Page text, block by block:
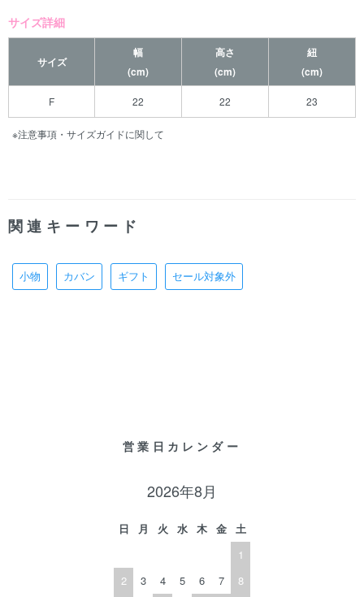
サイズ詳細
サイズ
幅
(cm)
高さ
(cm)
紐
(cm)
F 22 22 23
※注意事項・サイズガイドに関して
関連キーワード
小物 カバン ギフト セール対象外
営業日カレンダー
2026年8月
日 月 火 水 木 金
土
1
2
3 4 5 6 7
8